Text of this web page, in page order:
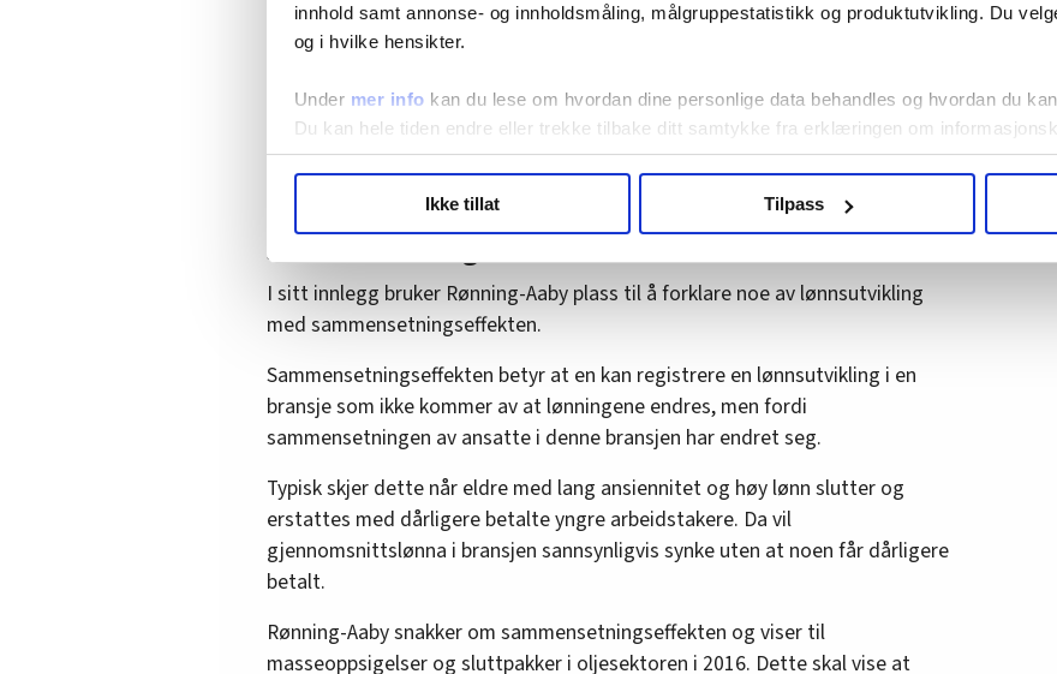
innhold samt annonse- og innholdsmåling, målgruppestatistikk og produktutvikling. Du
og i hvilke hensikter.
Under mer info kan du lese om hvordan dine personlige data behandles og hvordan du
Du kan hele tiden endre eller trekke tilbake ditt samtykke fra erklæringen om
hvordan våre nettsider blir brukt slik at vi tilby relevant innhold, tilpassede annonser og
annonsering. Disse er angitt i oversikten lengre ned på denne siden.
Ikke tillat Tilpass
Dette er en påstand som Unio har sørget for har festet seg i
offentligheten.
fagarbeidergruppene og gruppene med lavest utdanning som kommer
dårligst ut. Når vi påpeker dette, mener Rønning-Aaby at vi løper
arbeidsgivernes ærend.
Sammensetningseffekten
I sitt innlegg bruker Rønning-Aaby plass til å forklare noe av lønnsutvikling
med sammensetningseffekten.
Sammensetningseffekten betyr at en kan registrere en lønnsutvikling i en
bransje som ikke kommer av at lønningene endres, men fordi
sammensetningen av ansatte i denne bransjen har endret seg.
Typisk skjer dette når eldre med lang ansiennitet og høy lønn slutter og
erstattes med dårligere betalte yngre arbeidstakere. Da vil
gjennomsnittslønna i bransjen sannsynligvis synke uten at noen får dårligere
betalt.
Rønning-Aaby snakker om sammensetningseffekten og viser til
masseoppsigelser og sluttpakker i oljesektoren i 2016. Dette skal vise at